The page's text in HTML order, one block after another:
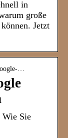
in
große
Jetzt
…
Wie Sie